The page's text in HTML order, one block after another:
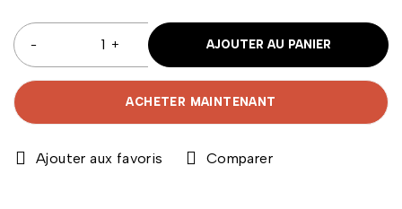
AJOUTER AU PANIER
ACHETER MAINTENANT
Comparer